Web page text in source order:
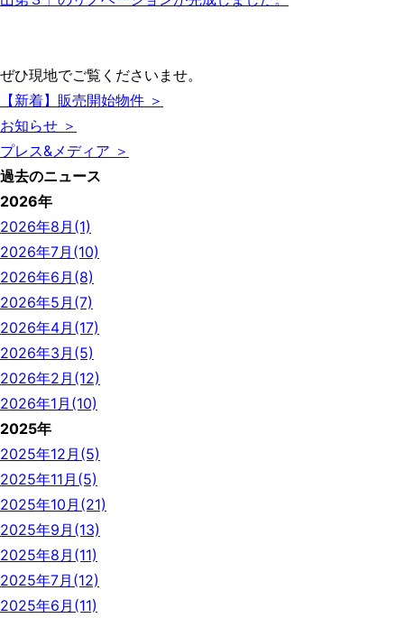
ぜひ現地でご覧くださいませ。
【新着】販売開始物件 ＞
お知らせ ＞
プレス&メディア ＞
過去のニュース
2026年
2026年8月(1)
2026年7月(10)
2026年6月(8)
2026年5月(7)
2026年4月(17)
2026年3月(5)
2026年2月(12)
2026年1月(10)
2025年
2025年12月(5)
2025年11月(5)
2025年10月(21)
2025年9月(13)
2025年8月(11)
2025年7月(12)
2025年6月(11)